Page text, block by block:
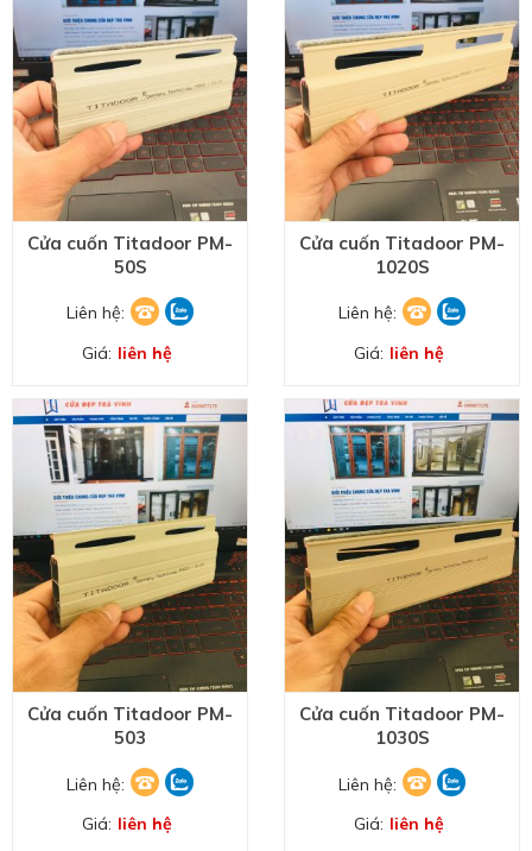
Cửa cuốn Titadoor PM-
50S
Liên hệ:
Giá: liên hệ
Cửa cuốn Titadoor PM-
1020S
Liên hệ:
Giá: liên hệ
Cửa cuốn Titadoor PM-
503
Liên hệ:
Giá: liên hệ
Cửa cuốn Titadoor PM-
1030S
Liên hệ:
Giá: liên hệ